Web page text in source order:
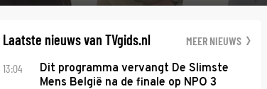
Laatste nieuws van TVgids.nl MEER NIEUWS
13:04
Dit programma vervangt De Slimste
Mens België na de finale op NPO 3